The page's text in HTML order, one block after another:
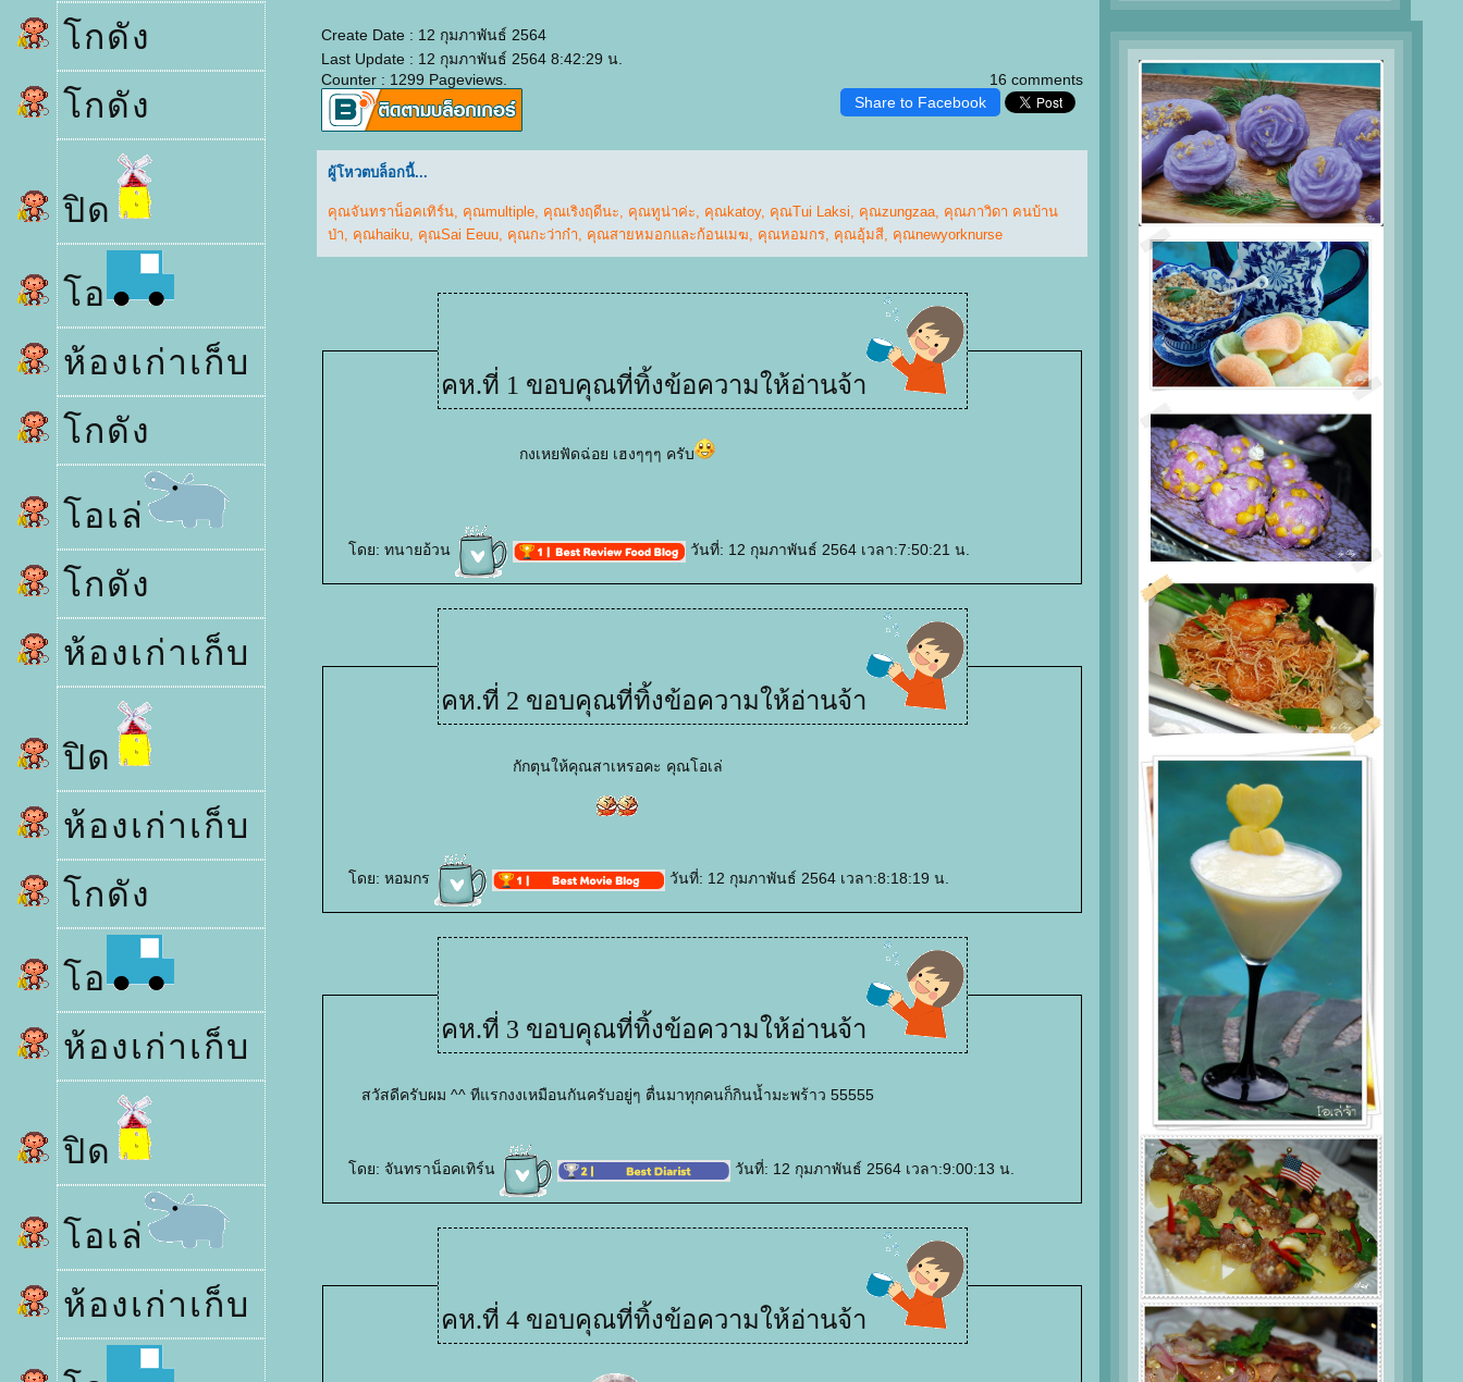
กดัง
กดัง
ปิด
อ
ห้องเก่าเก็บ
กดัง
อเล่
กดัง
ห้องเก่าเก็บ
ปิด
ห้องเก่าเก็บ
กดัง
อ
ห้องเก่าเก็บ
ปิด
อเล่
ห้องเก่าเก็บ
Create Date : 12 กุมภาพันธ์ 2564
Last Update : 12 กุมภาพันธ์ 2564 8:42:29 น.
16 comments
Counter : 1299 Pageviews.
Share to Facebook
ผู้โหวตบล็อกนี้...
คุณจันทราน็อคเทิร์น, คุณmultiple, คุณเริงฤดีนะ, คุณทูน่าค่ะ, คุณkatoy, คุณTui Laksi, คุณzungzaa, คุณภาวิดา คนบ้าน
ป่า, คุณhaiku, คุณSai Eeuu, คุณกะว่าก๋า, คุณสายหมอกและก้อนเมฆ, คุณหอมกร, คุณอุ้มสี, คุณnewyorknurse
คห.ที่ 1 ขอบคุณที่ทิ้งข้อความให้อ่านจ้า
กงเหยฟัดฉ่อย เฮงๆๆๆ ครับ
ดย: ทนายอ้วน วันที่: 12 กุมภาพันธ์ 2564 เวลา:7:50:21 น.
คห.ที่ 2 ขอบคุณที่ทิ้งข้อความให้อ่านจ้า
กักตุนให้คุณสาเหรอคะ คุณโอเล่
ดย: หอมกร วันที่: 12 กุมภาพันธ์ 2564 เวลา:8:18:19 น.
คห.ที่ 3 ขอบคุณที่ทิ้งข้อความให้อ่านจ้า
สวัสดีครับผม ^^ ทีแรกงงเหมือนกันครับอยู่ๆ ตื่นมาทุกคนก็กินน้ำมะพร้าว 55555
ดย: จันทราน็อคเทิร์น วันที่: 12 กุมภาพันธ์ 2564 เวลา:9:00:13 น.
คห.ที่ 4 ขอบคุณที่ทิ้งข้อความให้อ่านจ้า